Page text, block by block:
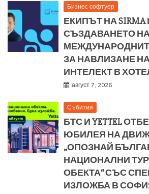
Бизнес софтуер
ЕКИПЪТ НА
СЪЗДАВАНЕТО
ЗА НАВЛИЗАНЕ
ИНТЕЛЕКТ В
август 7, 2026
Събития
БТС И YETTEL
ЮБИЛЕЯ НА
„ОПОЗНАЙ
НАЦИОНАЛНИ
ОБЕКТА“ СЪС
ИЗЛОЖБА В